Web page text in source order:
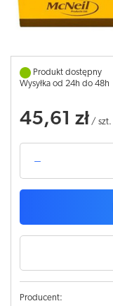
Produkt dostępny
Wysyłka od 24h do 48h
45,61 zł / szt.
Producent: